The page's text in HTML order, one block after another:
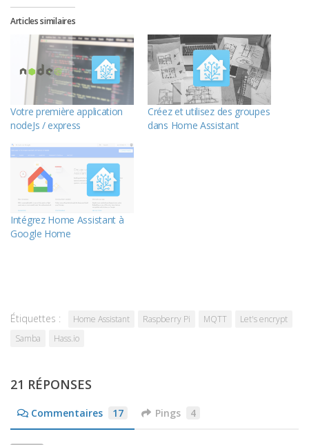
Articles similaires
Votre première application
nodeJs / express
Créez et utilisez des groupes
dans Home Assistant
Intégrez Home Assistant à
Google Home
Étiquettes : Home Assistant Raspberry Pi MQTT
Let's encrypt
Samba
Hass.io
21 RÉPONSES
Commentaires 17 Pings 4